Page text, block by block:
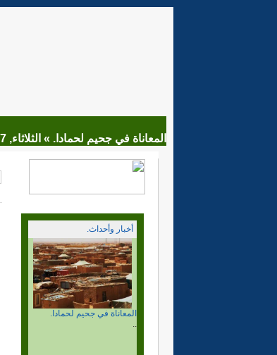
المعاناة في جحيم لحمادا. » الثلاثاء, 07 أبريل 2026 18:44
أخبار وأحداث.
ماذا بعد قرار مجلس الامن.
..